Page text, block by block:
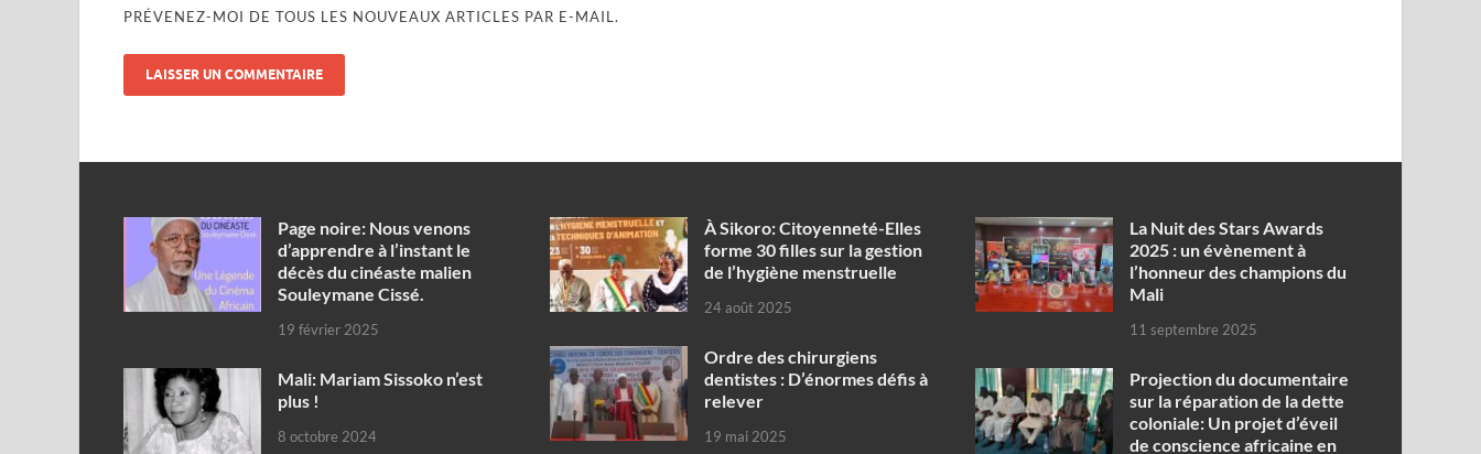
PRÉVENEZ-MOI DE TOUS LES NOUVEAUX ARTICLES PAR E-MAIL.
Page noire: Nous venons
d’apprendre à l’instant le
décès du cinéaste malien
Souleymane Cissé.
19 février 2025
Mali: Mariam Sissoko n’est
plus !
8 octobre 2024
À Sikoro: Citoyenneté-Elles
forme 30 filles sur la gestion
de l’hygiène menstruelle
24 août 2025
Ordre des chirurgiens
dentistes : D’énormes défis à
relever
19 mai 2025
‎La Nuit des Stars Awards
2025 : un évènement à
l’honneur des champions du
Mali
11 septembre 2025
Projection du documentaire
sur la réparation de la dette
coloniale: Un projet d’éveil
de conscience africaine en